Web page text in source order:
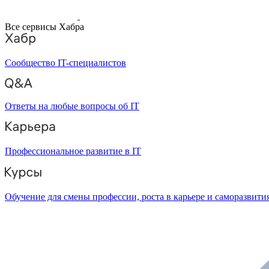
Все сервисы Хабра
Сообщество IT-специалистов
Ответы на любые вопросы об IT
Профессиональное развитие в IT
Обучение для смены профессии, роста в карьере и